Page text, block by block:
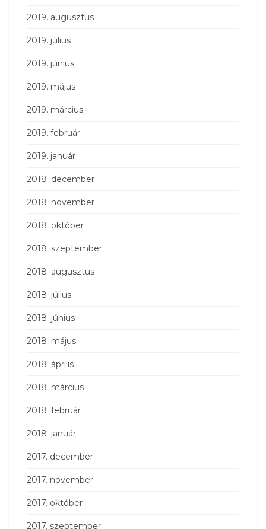
2019. augusztus
2019. július
2019. június
2019. május
2019. március
2019. február
2019. január
2018. december
2018. november
2018. október
2018. szeptember
2018. augusztus
2018. július
2018. június
2018. május
2018. április
2018. március
2018. február
2018. január
2017. december
2017. november
2017. október
2017. szeptember